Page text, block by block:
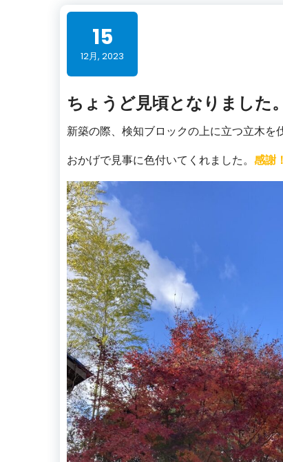
15
12月, 2023
ちょうど見頃となりました。
新築の際、検知ブロックの上に立つ立木を
おかげで見事に色付いてくれました。 感謝！